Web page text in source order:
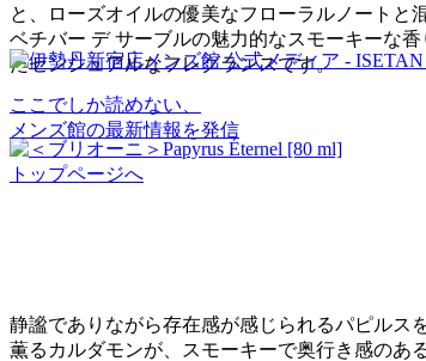
と、ローズオイルの優美なフローラルノートと
ベチバー デ サーブルの魅力的なスモーキーな
たセンシュアルなフレグランスです。
静謐でありながら存在感が感じられるパピルス
薫るカルダモンが、スモーキーで奥行き感のあ
ここでしか読めない、
メンズ館の最新情報を発信
トップページへ